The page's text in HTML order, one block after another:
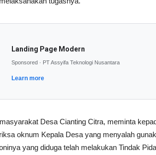
Landing Page Modern
Sponsored · PT Assyifa Teknologi Nusantara
Learn more
Desa Cianting Citra, meminta
oknum Kepala Desa yang menyalah
yang diduga telah melakukan Tindak